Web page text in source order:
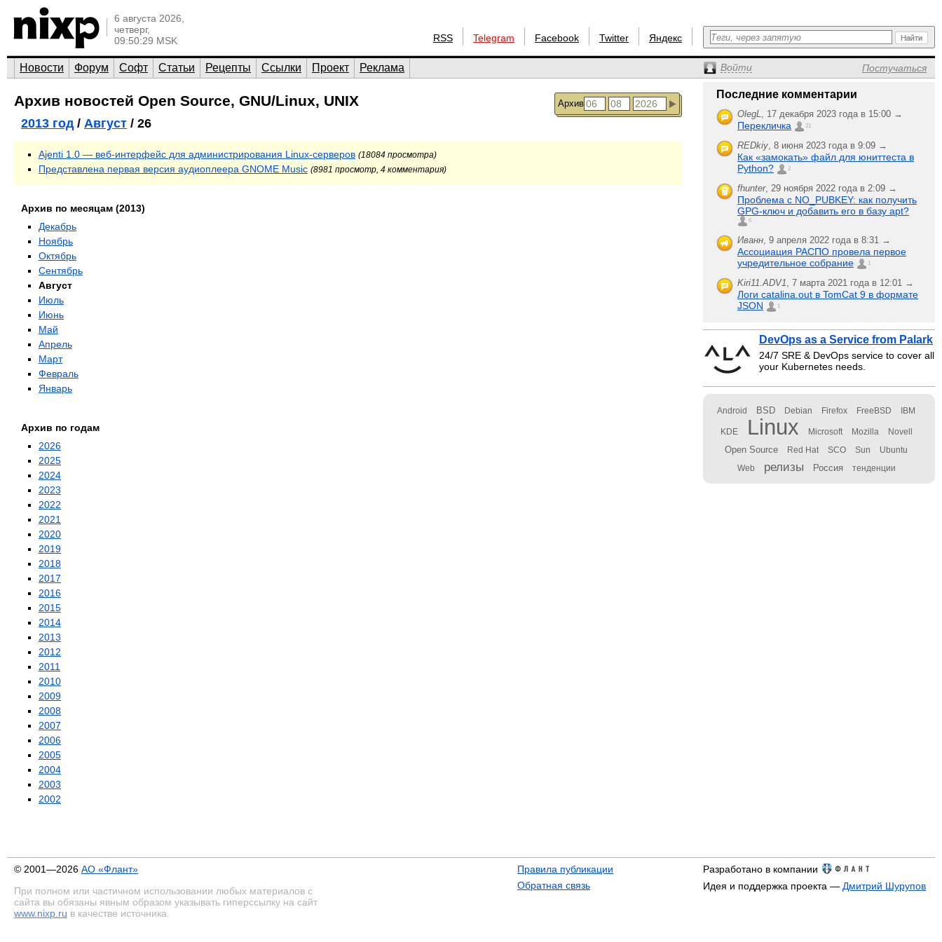
6 августа 2026,
четверг,
09:50:29 MSK
RSS Telegram Facebook Twitter Яндекс
Новости Форум Софт Статьи Рецепты Ссылки Проект Реклама Войти Постучаться
Архив
Архив новостей Open Source, GNU/Linux, UNIX
2013 год/ Август / 26
Ajenti 1.0 — веб-интерфейс для администрирования Linux-серверов (18084 просмотра)
Представлена первая версия аудиоплеера GNOME Music (8981 просмотр, 4 комментария)
Архив по месяцам (2013)
Декабрь
Ноябрь
Октябрь
Сентябрь
Август
Июль
Июнь
Май
Апрель
Март
Февраль
Январь
Архив по годам
2026
2025
2024
2023
2022
2021
2020
2019
2018
2017
2016
2015
2014
2013
2012
2011
2010
2009
2008
2007
2006
2005
2004
2003
2002
Последние комментарии
OlegL, 17 декабря 2023 года в 15:00 →
Перекличка 21
REDkiy, 8 июня 2023 года в 9:09 →
Как «замокать» файл для юниттеста в
Python?
2
fhunter, 29 ноября 2022 года в 2:09 →
Проблема с NO_PUBKEY: как получить
GPG-ключ и добавить его в базу apt?
6
Иванн, 9 апреля 2022 года в 8:31 →
Ассоциация РАСПО провела первое
учредительное собрание
1
Kiri11.ADV1, 7 марта 2021 года в 12:01 →
Логи catalina.out в TomCat 9 в формате
JSON
1
DevOps as a Service from Palark
24/7 SRE & DevOps service to cover all
your Kubernetes needs.
Android BSD Debian Firefox FreeBSD IBM
KDE Linux Microsoft Mozilla Novell
Open Source Red Hat SCO Sun Ubuntu
Web релизы Россия тенденции
© 2001—2026 АО «Флант»
При полном или частичном использовании любых материалов с
сайта вы обязаны явным образом указывать гиперссылку на сайт
www.nixp.ru в качестве источника.
Правила публикации
Обратная связь
Разработано в компании
Идея и поддержка проекта — Дмитрий Шурупов